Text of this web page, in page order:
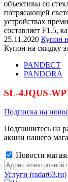
объективы со
потрясающей
устройствах
составляет F1.5,
25.11.2020 Купон
Купон на скидку
PANDECT
PANDORA
SL-4JQUS-
Подписка на
Подпишитесь на
акции нашего
Новости
Услуги (radar63.ru)